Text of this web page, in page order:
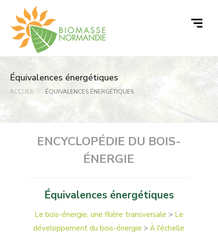
contenu
Équivalences énergétiques
ACCUEIL ÉQUIVALENCES ÉNERGÉTIQUES
ENCYCLOPÉDIE DU BOIS-
ÉNERGIE
Équivalences énergétiques
Le bois-énergie, une filière transversale > Le
développement du bois-énergie >À l'échelle